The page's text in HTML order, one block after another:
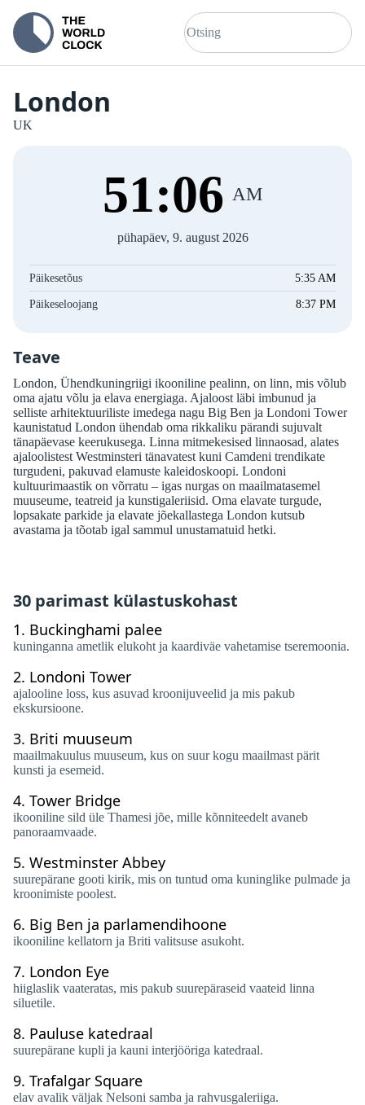
London
UK
51:06 AM
pühapäev, 9. august 2026
Päikesetõus 5:35 AM
Päikeseloojang 8:37 PM
Teave
London, Ühendkuningriigi ikooniline pealinn, on linn, mis võlub
oma ajatu võlu ja elava energiaga. Ajaloost läbi imbunud ja
selliste arhitektuuriliste imedega nagu Big Ben ja Londoni Tower
kaunistatud London ühendab oma rikkaliku pärandi sujuvalt
tänapäevase keerukusega. Linna mitmekesised linnaosad, alates
ajaloolistest Westminsteri tänavatest kuni Camdeni trendikate
turgudeni, pakuvad elamuste kaleidoskoopi. Londoni
kultuurimaastik on võrratu – igas nurgas on maailmatasemel
muuseume, teatreid ja kunstigaleriisid. Oma elavate turgude,
lopsakate parkide ja elavate jõekallastega London kutsub
avastama ja tõotab igal sammul unustamatuid hetki.
30 parimast külastuskohast
1. Buckinghami palee
kuninganna ametlik elukoht ja kaardiväe vahetamise tseremoonia.
2. Londoni Tower
ajalooline loss, kus asuvad kroonijuveelid ja mis pakub
ekskursioone.
3. Briti muuseum
maailmakuulus muuseum, kus on suur kogu maailmast pärit
kunsti ja esemeid.
4. Tower Bridge
ikooniline sild üle Thamesi jõe, mille kõnniteedelt avaneb
panoraamvaade.
5. Westminster Abbey
suurepärane gooti kirik, mis on tuntud oma kuninglike pulmade ja
kroonimiste poolest.
6. Big Ben ja parlamendihoone
ikooniline kellatorn ja Briti valitsuse asukoht.
7. London Eye
hiiglaslik vaateratas, mis pakub suurepäraseid vaateid linna
siluetile.
8. Pauluse katedraal
suurepärane kupli ja kauni interjööriga katedraal.
9. Trafalgar Square
elav avalik väljak Nelsoni samba ja rahvusgaleriiga.